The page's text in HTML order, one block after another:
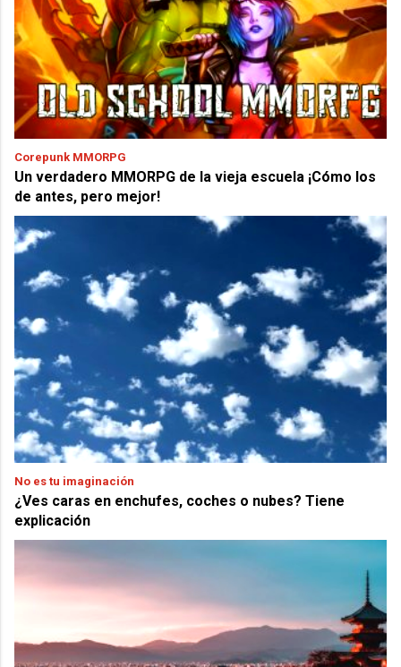
Corepunk MMORPG
Un verdadero MMORPG de la vieja escuela ¡Cómo los
de antes, pero mejor!
No es tu imaginación
¿Ves caras en enchufes, coches o nubes? Tiene
explicación